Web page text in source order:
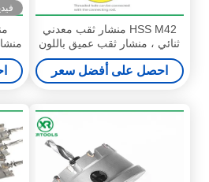
HSS M42 منشار ثقب معدني
ثنائي ، منشار ثقب عميق باللون
الأصفر للخشب / الألومنيوم
احصل على أفضل سعر